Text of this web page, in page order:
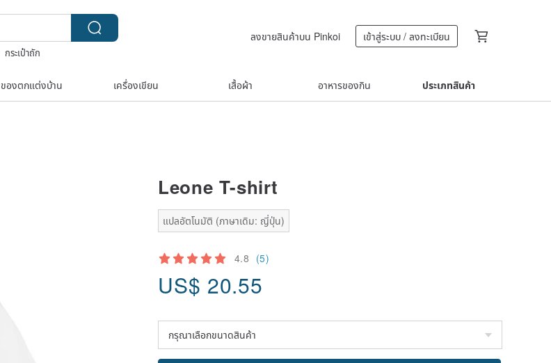
กระเป๋าถัก
ลงขายสินค้าบน Pinkoi เข้าสู่ระบบ / ลงทะเบียน
ของตกแต่งบ้าน เครื่องเขียน เสื้อผ้า อาหารของกิน ประเภทสินค้า
Leone T-shirt
แปลอัตโนมัติ (ภาษาเดิม: ญี่ปุ่น)
4.8 (5)
US$ 20.55